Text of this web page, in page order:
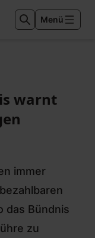
Menü
warnt
immer
das Bündnis
zu